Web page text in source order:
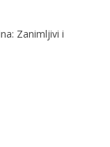
Zanimljivi i